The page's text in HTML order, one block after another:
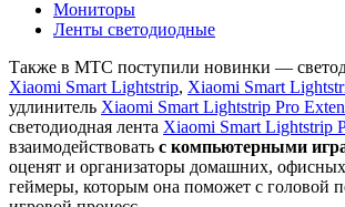
Мониторы
Ленты светодиодные
Также в МТС поступили новинки —
Xiaomi Smart Lightstrip, Xiaomi Smart
удлинитель Xiaomi Smart Lightstrip Pro
светодиодная лента Xiaomi Smart Lightstrip
взаимодействовать с компьютерными
оценят и организаторы домашних,
геймеры, которым она поможет с головой